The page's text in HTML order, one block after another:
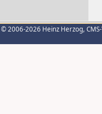
© 2006-2026 Heinz Herzog,